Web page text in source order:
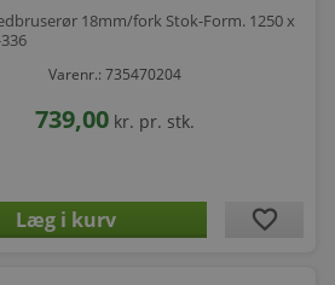
18mm/fork Stok-Form. 1250 x
Varenr.: 735470204
739,00 kr. pr. stk.
favorite